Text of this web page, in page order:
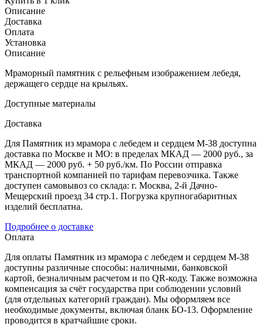
Описание
Доставка
Оплата
Установка
Описание
Мраморный памятник с рельефным изображением лебедя,
держащего сердце на крыльях.
Доступные материалы
Доставка
Для Памятник из мрамора с лебедем и сердцем М-38 доступна
доставка по Москве и МО: в пределах МКАД — 2000 руб., за
МКАД — 2000 руб. + 50 руб./км. По России отправка
транспортной компанией по тарифам перевозчика. Также
доступен самовывоз со склада: г. Москва, 2-й Дачно-
Мещерский проезд 34 стр.1. Погрузка крупногабаритных
изделий бесплатна.
Подробнее о доставке
Оплата
Для оплаты Памятник из мрамора с лебедем и сердцем М-38
доступны различные способы: наличными, банковской
картой, безналичным расчетом и по QR-коду. Также возможна
компенсация за счёт государства при соблюдении условий
(для отдельных категорий граждан). Мы оформляем все
необходимые документы, включая бланк БО-13. Оформление
проводится в кратчайшие сроки.